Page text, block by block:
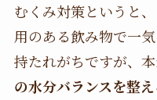
むくみ対策というと
用のある飲み物で一
持たれがちですが、
の水分バランスを整え